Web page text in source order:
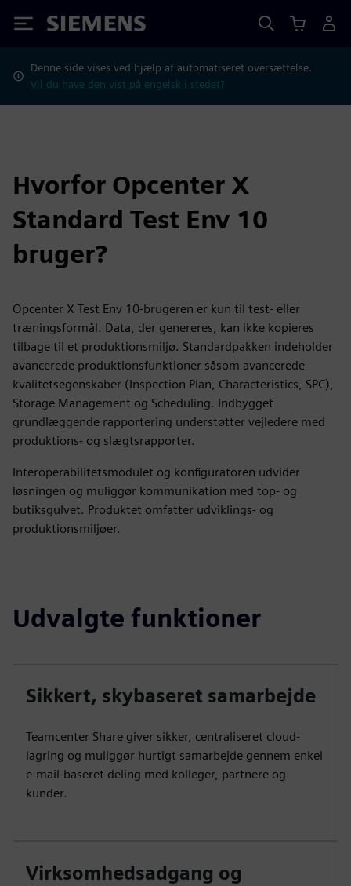
Siemens
Denne side vises ved hjælp af automatiseret oversættelse.
Vil du have den vist på engelsk i stedet?
Hvorfor Opcenter X
Standard Test Env 10
bruger?
Opcenter X Test Env 10-brugeren er kun til test- eller
træningsformål. Data, der genereres, kan ikke kopieres
tilbage til et produktionsmiljø. Standardpakken indeholder
avancerede produktionsfunktioner såsom avancerede
kvalitetsegenskaber (Inspection Plan, Characteristics, SPC),
Storage Management og Scheduling. Indbygget
grundlæggende rapportering understøtter vejledere med
produktions- og slægtsrapporter.
Interoperabilitetsmodulet og konfiguratoren udvider
løsningen og muliggør kommunikation med top- og
butiksgulvet. Produktet omfatter udviklings- og
produktionsmiljøer.
Udvalgte funktioner
Sikkert, skybaseret samarbejde
Teamcenter Share giver sikker, centraliseret cloud-
lagring og muliggør hurtigt samarbejde gennem enkel
e-mail-baseret deling med kolleger, partnere og
kunder.
Virksomhedsadgang og